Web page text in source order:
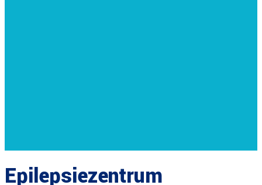
Epilepsiezentrum